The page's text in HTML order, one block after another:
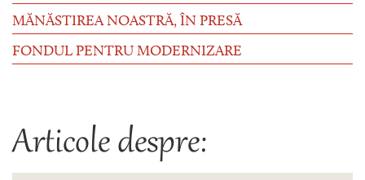
MĂNĂSTIREA NOASTRĂ, ÎN PRESĂ
FONDUL PENTRU MODERNIZARE
Articole despre: